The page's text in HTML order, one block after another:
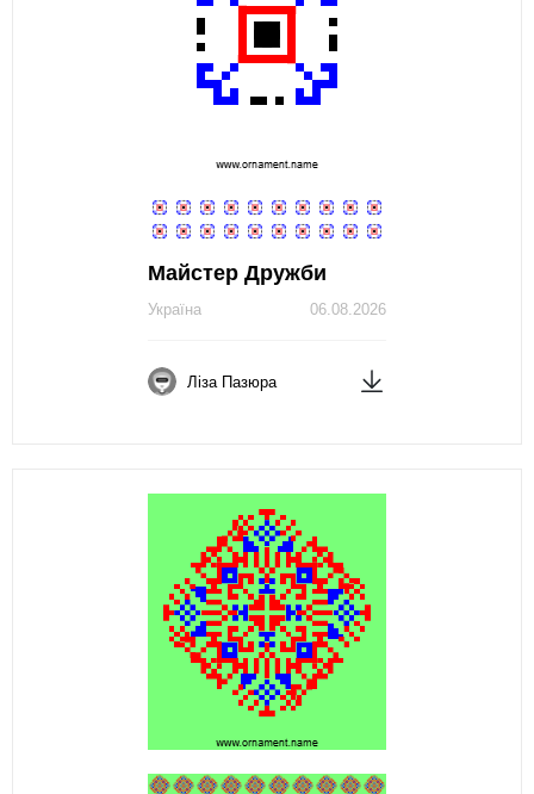
Майстер Дружби
06.08.2026
Україна
Ліза Пазюра